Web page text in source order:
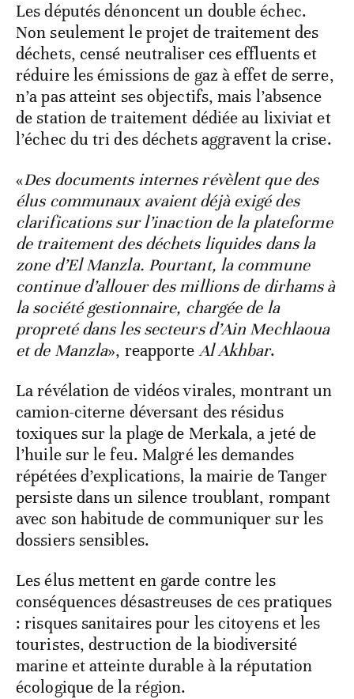
Les députés dénoncent un double échec.
Non seulement le projet de traitement des
déchets, censé neutraliser ces effluents et
réduire les émissions de gaz à effet de serre,
n’a pas atteint ses objectifs, mais l’absence
de station de traitement dédiée au lixiviat et
l’échec du tri des déchets aggravent la crise.
«Des documents internes révèlent que des
élus communaux avaient déjà exigé des
clarifications sur l’inaction de la plateforme
de traitement des déchets liquides dans la
zone d’El Manzla. Pourtant, la commune
continue d’allouer des millions de dirhams à
la société gestionnaire, chargée de la
propreté dans les secteurs d’Ain Mechlaoua
et de Manzla», reapporteAl Akhbar.
La révélation de vidéos virales, montrant un
camion-citerne déversant des résidus
toxiques sur la plage de Merkala, a jeté de
l’huile sur le feu. Malgré les demandes
répétées d’explications, la mairie de Tanger
persiste dans un silence troublant, rompant
avec son habitude de communiquer sur les
dossiers sensibles.
Les élus mettent en garde contre les
conséquences désastreuses de ces pratiques
: risques sanitaires pour les citoyens et les
touristes, destruction de la biodiversité
marine et atteinte durable à la réputation
écologique de la région.